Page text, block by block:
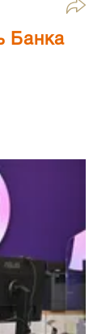
Банка